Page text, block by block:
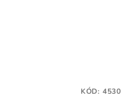
KÓD: 4530